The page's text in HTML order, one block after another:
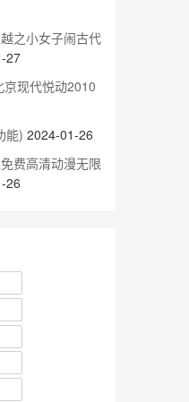
之小女子闹古代
27
现代悦动2010
能) 2024-01-26
费高清动漫无限
26